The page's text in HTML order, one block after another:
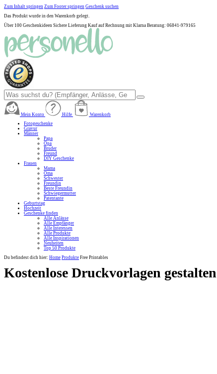
Zum Inhalt springen Zum Footer springen Geschenk suchen
Das Produkt wurde in den Warenkorb gelegt.
Über 100 Geschenkideen Sichere Lieferung Kauf auf Rechnung mit Klarna Beratung: 06841-979165
Mein Konto Hilfe
Warenkorb
Fotogeschenke
Gravur
Männer
Papa
Opa
Bruder
Freund
DIY Geschenke
Frauen
Mama
Oma
Schwester
Freundin
Beste Freundin
Schwiegermutter
Patentante
Geburtstag
Hochzeit
Geschenke finden
Alle Anlässe
Alle Empfänger
Alle Interessen
Alle Produkte
Alle Inspirationen
Neuheiten
Top 50 Produkte
Du befindest dich hier: Home Produkte Free Printables
Kostenlose Druckvorlagen gestalten